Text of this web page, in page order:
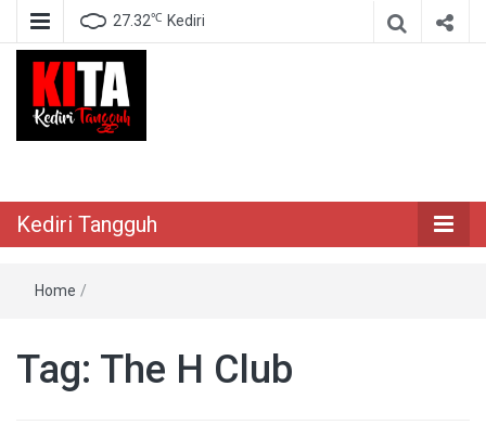
27.32℃ Kediri
Kediri Tangguh
Home /
Tag: The H Club